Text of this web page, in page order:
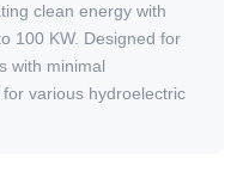
clean energy with
100 KW. Designed for
with minimal
various hydroelectric